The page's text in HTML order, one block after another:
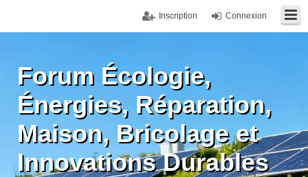
Connexion
Inscription
Forum Écologie,
Énergies, Réparation,
Maison, Bricolage et
Innovations Durables